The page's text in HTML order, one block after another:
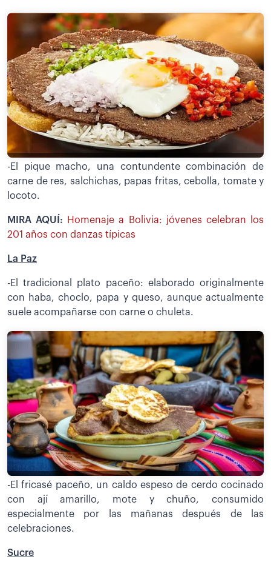
-El pique macho, una contundente combinación de
carne de res, salchichas, papas fritas, cebolla, tomate y
locoto.
MIRA AQUÍ:
Homenaje a Bolivia: jóvenes celebran los
201 años con danzas típicas
La Paz
-El tradicional plato paceño: elaborado originalmente
con haba, choclo, papa y queso, aunque actualmente
suele acompañarse con carne o chuleta.
-El fricasé paceño, un caldo espeso de cerdo cocinado
con ají amarillo, mote y chuño, consumido
especialmente por las mañanas después de las
celebraciones.
Sucre